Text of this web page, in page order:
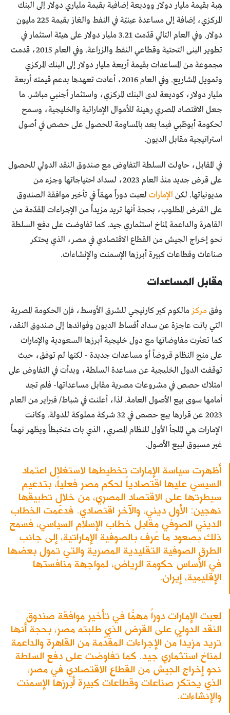
هِبة بقيمة مليار دولار ووديعة إضافية بقيمة ملياري دولار إلى البنك
المركزي، إضافة إلى مساعدة عينيّة في النفط والغاز بقيمة 225 مليون
دولار. وفي العام التالي قدّمت 3.21 مليار دولار على هيئة استثمار في
تطوير البنى التحتية وقطاعي النفط والزراعة. وفي العام 2015، قدمت
مجموعة من المساعدات بقيمة أربعة مليار دولار إلى البنك المركزي
وتمويل المشاريع. وفي العام 2016، أعادت تعهدها بدعم قيمته أربعة
مليار دولار، كوديعة لدى البنك المركزي، واستثمار أجنبي مباشر. ما
جعل الاقتصاد المصري رهينة للأموال الإماراتية والخليجية، وسمح
لحكومة أبوظبي فيما بعد بالمساومة للحصول على حصص في أصول
استراتيجية مقابل الديون.
في المقابل، حاولت السلطة التفاوض مع صندوق النقد الدولي للحصول
على قرض جديد منذ العام 2023، لسداد احتياجاتها وجزء من
مديونياتها. لكن الإمارات لعبت دوراً مهمّاً في تأخير موافقة الصندوق
على القرض المطلوب، بحجة أنها تريد مزيداً من الإجراءات المقدّمة من
القاهرة والداعمة لمناخ استثماري جيد. كما تفاوضت على دفع السلطة
نحو إخراج الجيش من القطاع الاقتصادي في مصر، الذي يحتكر
صناعات وقطاعات كبيرة أبرزها الإسمنت والإنشاءات.
مقابل المساعدات
وفقمركز مالكوم كير كارنيجي للشرق الأوسط، فإن الحكومة المصرية
التي باتت عاجزة عن سداد أقساط الديون وفوائدها إلى صندوق النقد،
كما تعثرت مفاوضاتها مع دول خليجية أبرزها السعودية والإمارات
على منح النظام قروضاً أو مساعدات جديدة - لكنها لم توفق، حيث
توقفت الدول الخليجية عن مساعدة السلطة، وبدأت في التفاوض على
امتلاك حصص في مشروعات مصرية مقابل مساعداتها- فلم تجد
أمامها سوى بيع الأصول العامة. لذا، أعلنت في شباط/ فبراير من العام
2023 عن قرارها بيع حصص في 32 شركة مملوكة للدولة. وكانت
الإمارات هي الملجأ الأول للنظام المصري، الذي بات متخبطاً ويظهر نهماً
غير مسبوق لبيع الأصول.
أظهرت سياسة الإمارات تخطيطها لاستغلال اعتماد
السيسي عليها اقتصادياً لحكم مصر فعلياً، بتدعيم
سيطرتها على الاقتصاد المصري، من خلال تطبيقها
نهجين: الأول ديني، والآخر اقتصادي. فدعّمت الخطاب
الديني الصوفي مقابل خطاب الإسلام السياسي، فسمح
ذلك بصعود ما عُرف بالصوفية الإماراتية، إلى جانب
الطرق الصوفية التقليدية المصرية والتي تمول بعضها
في الأساس حكومة الرياض، لمواجهة منافستها
الإقليمية، إيران.
لعبت الإمارات دوراً مهمّاً في تأخير موافقة صندوق
النقد الدولي على القرض الذي طلبته مصر، بحجة أنها
تريد مزيداً من الإجراءات المقدّمة من القاهرة والداعمة
لمناخ استثماري جيد. كما تفاوضت على دفع السلطة
نحو إخراج الجيش من القطاع الاقتصادي في مصر،
الذي يحتكر صناعات وقطاعات كبيرة أبرزها الإسمنت
والإنشاءات.